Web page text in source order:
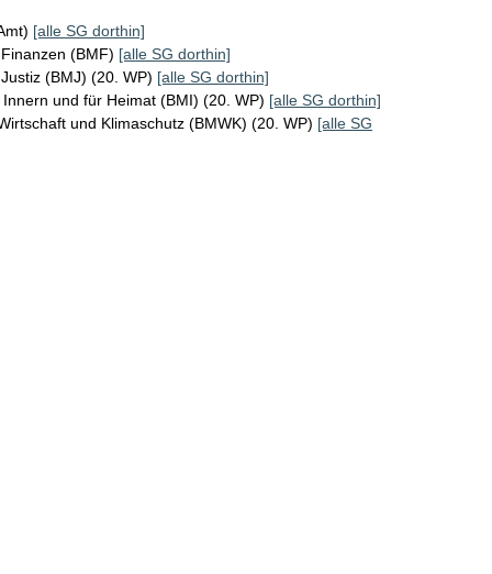
[alle SG dorthin]
(BMF) [alle SG dorthin]
(BMJ) (20. WP) [alle SG dorthin]
und für Heimat (BMI) (20. WP) [alle SG dorthin]
und Klimaschutz (BMWK) (20. WP) [alle SG